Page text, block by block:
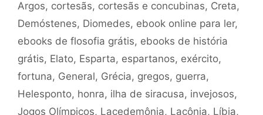
Argos, cortesãs, cortesãs e concubinas, Creta,
Demóstenes, Diomedes, ebook online para ler,
ebooks de flosofia grátis, ebooks de história
grátis, Elato, Esparta, espartanos, exército,
fortuna, General, Grécia, gregos, guerra,
Helesponto, honra, ilha de siracusa, invejosos,
Jogos Olímpicos, Lacedemônia, Lacônia, Líbia,